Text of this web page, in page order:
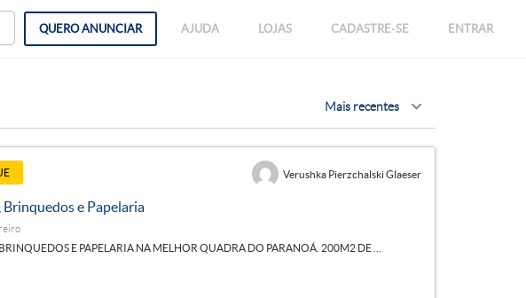
QUEROANUNCIAR AJUDA LOJAS CADASTRE-SE ENTRAR
Verushka Pierzchalski Glaeser
e Papelaria
E PAPELARIA NA MELHOR QUADRA DO PARANOÁ. 200M2 DE ...